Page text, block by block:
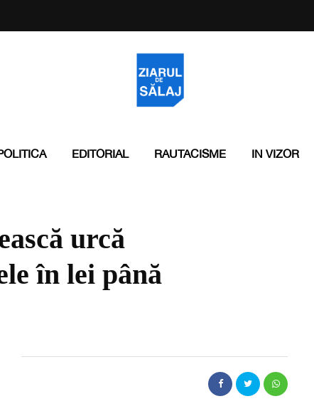
EDITORIAL RAUTACISME IN VIZOR
urcă
în lei până